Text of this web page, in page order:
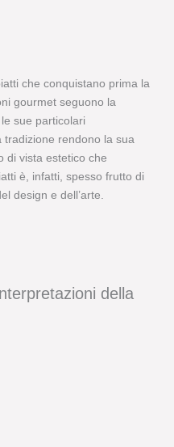
della
che conquistano prima la
gourmet seguono la
sue particolari
rendono la sua
di vista estetico che
è, infatti, spesso frutto di
design e dell’arte.